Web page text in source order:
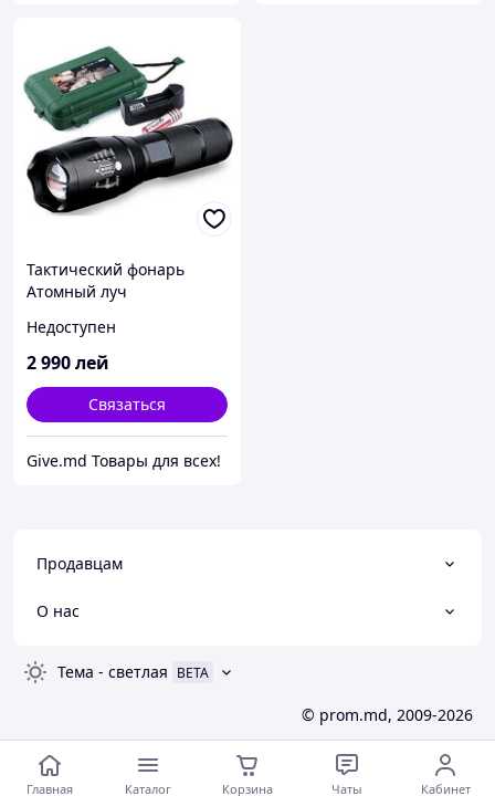
Тактический фонарь
Атомный луч
Недоступен
2 990лей
Связаться
Give.md Товары для всех!
Продавцам
О нас
Тема - светлая BETA
© prom.md, 2009-2026
Главная Каталог Корзина Чаты Кабинет